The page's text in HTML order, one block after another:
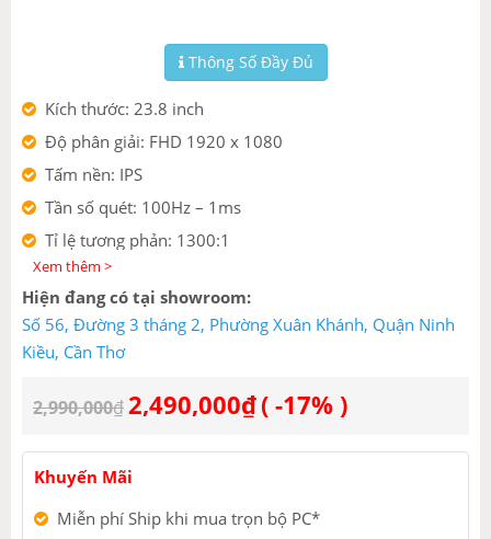
Thông Số Đầy Đủ
Kích thước: 23.8 inch
Độ phân giải: FHD 1920 x 1080
Tấm nền: IPS
Tần số quét: 100Hz – 1ms
Tỉ lệ tương phản: 1300:1
Độ sáng: 250cd/m2
VESA: 100x100mm
Dải màu: 16.7 triệu màu
Xem thêm >
Hiện đang có tại showroom:
Số 56, Đường 3 tháng 2, Phường Xuân Khánh, Quận Ninh
Kiều, Cần Thơ
2,990,000₫2,490,000₫( -17% )
Khuyến Mãi
Miễn phí Ship khi mua trọn bộ PC*